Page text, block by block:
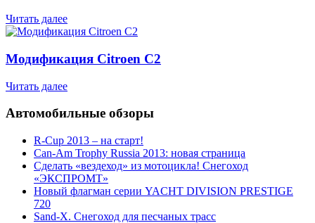
Читать далее
Модификация Citroen С2
Читать далее
Автомобильные обзоры
R-Cup 2013 – на старт!
Can-Am Trophy Russia 2013: новая страница
Сделать «вездеход» из мотоцикла! Снегоход
«ЭКСПРОМТ»
Новый флагман серии YACHT DIVISION PRESTIGE
720
Sand-X. Снегоход для песчаных трасс